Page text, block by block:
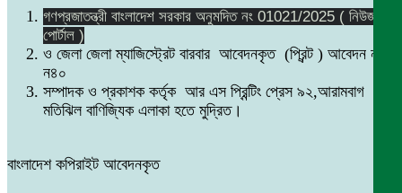
গণপ্রজাতন্ত্রী বাংলাদেশ সরকার অনুমদিত নং 01021/2025 ( নিউজ
পোর্টাল )
ও জেলা জেলা ম্যাজিস্ট্রেট বারবার আবেদনকৃত (প্রিন্ট ) আবেদন নং
ন৪০
সম্পাদক ও প্রকাশক কর্তৃক আর এস প্রিন্টিং প্রেস ৯২,আরামবাগ
মতিঝিল বাণিজ্যিক এলাকা হতে মুদ্রিত।
বাংলাদেশ কপিরাইট আবেদনকৃত